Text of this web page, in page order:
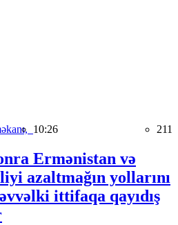
10:26 211
Ermənistan və
azaltmağın yollarını
ittifaqa qayıdış